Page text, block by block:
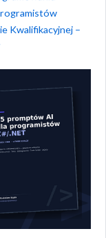
Kwalifikacyjnej –